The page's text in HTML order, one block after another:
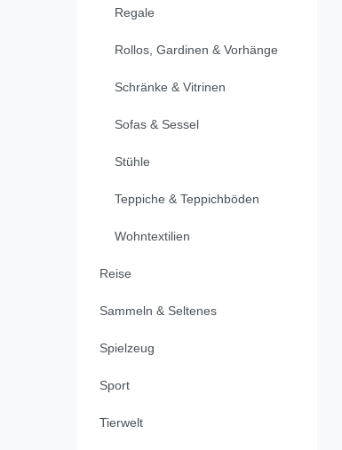
Regale
Rollos, Gardinen & Vorhänge
Schränke & Vitrinen
Sofas & Sessel
Stühle
Teppiche & Teppichböden
Wohntextilien
Reise
Sammeln & Seltenes
Spielzeug
Sport
Tierwelt